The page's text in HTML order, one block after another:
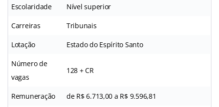
Escolaridade Nível superior
Carreiras Tribunais
Lotação Estado do Espírito Santo
Número de
vagas
128 + CR
Remuneração de R$ 6.713,00 a R$ 9.596,81